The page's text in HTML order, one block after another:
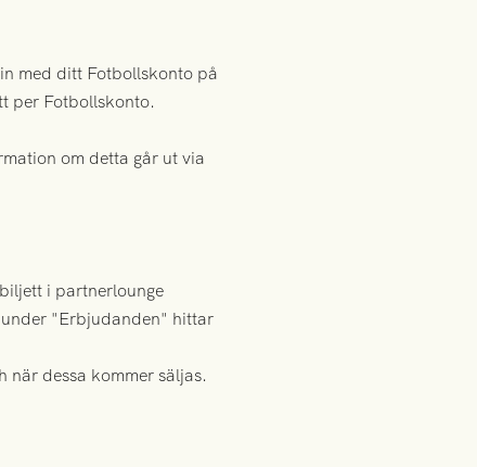
med ditt Fotbollskonto på
per Fotbollskonto.
om detta går ut via
i partnerlounge
"Erbjudanden" hittar
dessa kommer säljas.